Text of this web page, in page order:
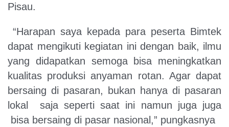
Pisau.
“Harapan saya kepada para peserta Bimtek
dapat mengikuti kegiatan ini dengan baik, ilmu
yang didapatkan semoga bisa meningkatkan
kualitas produksi anyaman rotan. Agar dapat
bersaing di pasaran, bukan hanya di pasaran
lokal saja seperti saat ini namun juga juga
bisa bersaing di pasar nasional,” pungkasnya